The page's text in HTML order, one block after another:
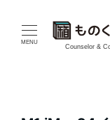
MENU
Counselor &